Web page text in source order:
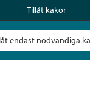
Tillåt kakor
endast nödvändiga